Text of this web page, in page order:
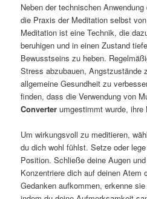
Neben der technischen
die Praxis der Meditation selbst
Meditation ist eine Technik, die
beruhigen und in einen Zustand
Bewusstseins zu heben.
Stress abzubauen, Angstzustände
allgemeine Gesundheit zu
finden, dass die Verwendung von
Converter umgestimmt wurde,
Um wirkungsvoll zu meditieren,
du dich wohl fühlst. Setze oder
Position. Schließe deine Augen
Konzentriere dich auf deinen Atem
Gedanken aufkommen, erkenne